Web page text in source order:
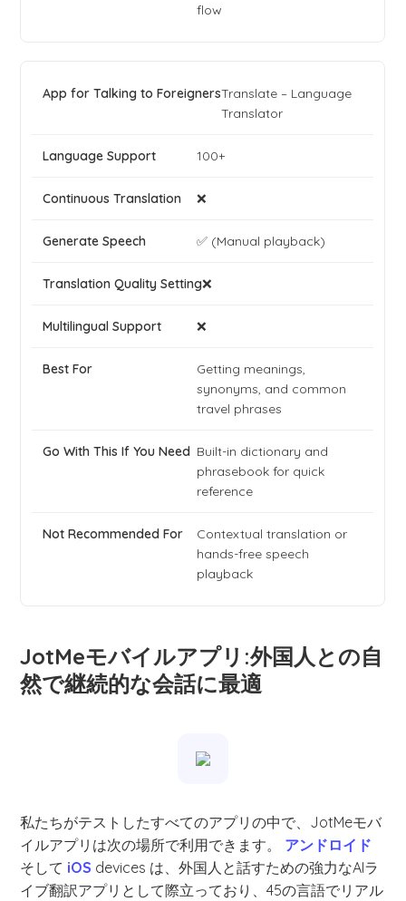
flow
Translate – Language
Translator
100+
❌
✅ (Manual playback)
❌
❌
Getting meanings,
synonyms, and common
travel phrases
Built-in dictionary and
phrasebook for quick
reference
Contextual translation or
hands-free speech
playback
JotMeモバイルアプリ:外国人との自
然で継続的な会話に最適
私たちがテストしたすべてのアプリの中で、JotMeモバ
イルアプリは次の場所で利用できます。 アンドロイド
そして iOS devices は、外国人と話すための強力なAIラ
イブ翻訳アプリとして際立っており、45の言語でリアル